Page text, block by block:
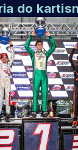
do